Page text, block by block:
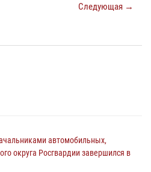
Следующая →
автомобильных,
округа Росгвардии завершился в